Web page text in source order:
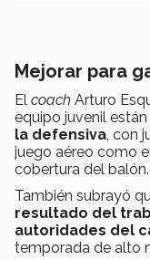
Mejorar para
El coach Arturo
equipo juvenil están
la defensiva, con
juego aéreo como
cobertura del balón.
También subrayó
resultado del
autoridades del
temporada de alto